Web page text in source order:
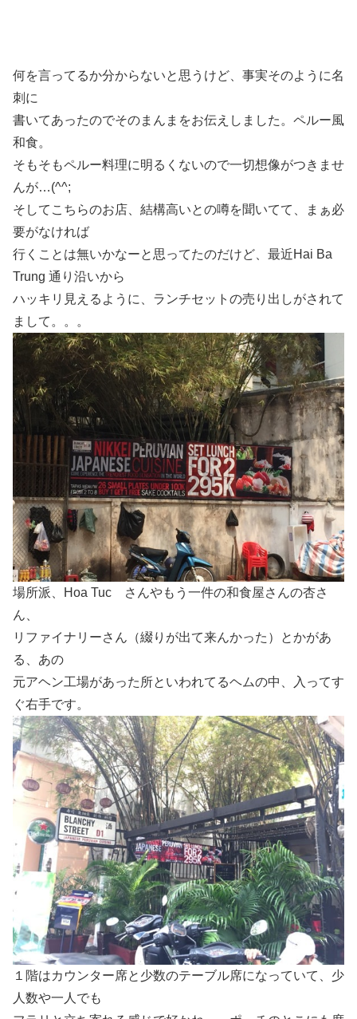
何を言ってるか分からないと思うけど、事実そのように名
刺に
書いてあったのでそのまんまをお伝えしました。ペルー風
和食。
そもそもペルー料理に明るくないので一切想像がつきませ
んが…(^^;
そしてこちらのお店、結構高いとの噂を聞いてて、まぁ必
要がなければ
行くことは無いかなーと思ってたのだけど、最近Hai Ba
Trung 通り沿いから
ハッキリ見えるように、ランチセットの売り出しがされて
まして。。。
場所派、Hoa Tuc さんやもう一件の和食屋さんの杏さ
ん、
リファイナリーさん（綴りが出て来んかった）とかがあ
る、あの
元アヘン工場があった所といわれてるヘムの中、入ってす
ぐ右手です。
１階はカウンター席と少数のテーブル席になっていて、少
人数や一人でも